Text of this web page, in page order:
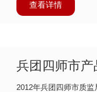
查看详情
兵团四师市
2012年兵团四师市质